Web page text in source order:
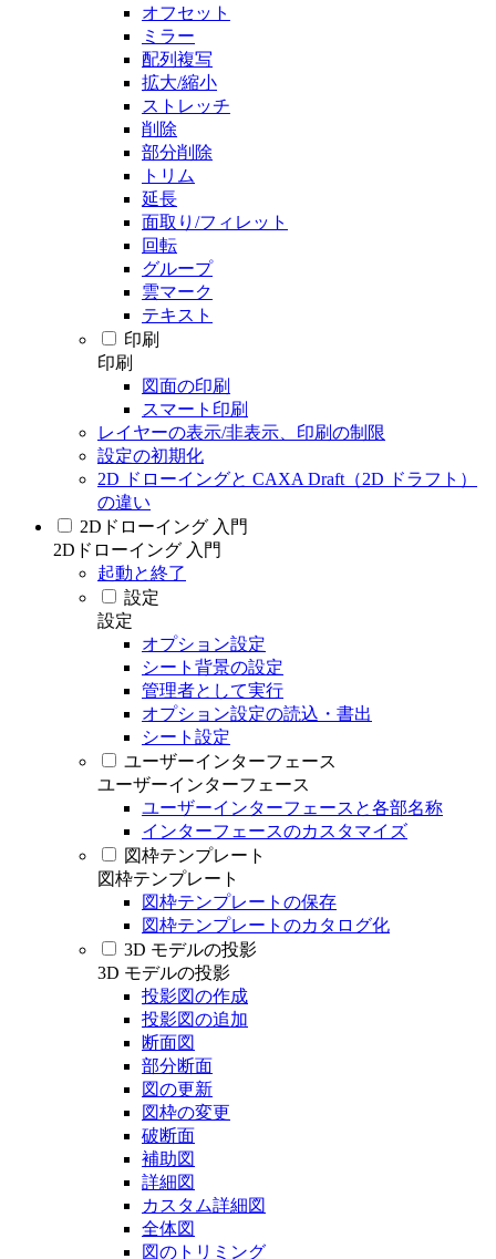
オフセット
ミラー
配列複写
拡大/縮小
ストレッチ
削除
部分削除
トリム
延長
面取り/フィレット
回転
グループ
雲マーク
テキスト
印刷
印刷
図面の印刷
スマート印刷
レイヤーの表示/非表示、印刷の制限
設定の初期化
2D ドローイングと CAXA Draft（2D ドラフト）
の違い
2Dドローイング 入門
2Dドローイング 入門
起動と終了
設定
設定
オプション設定
シート背景の設定
管理者として実行
オプション設定の読込・書出
シート設定
ユーザーインターフェース
ユーザーインターフェース
ユーザーインターフェースと各部名称
インターフェースのカスタマイズ
図枠テンプレート
図枠テンプレート
図枠テンプレートの保存
図枠テンプレートのカタログ化
3D モデルの投影
3D モデルの投影
投影図の作成
投影図の追加
断面図
部分断面
図の更新
図枠の変更
破断面
補助図
詳細図
カスタム詳細図
全体図
図のトリミング